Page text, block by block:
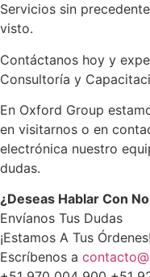
Servicios sin
visto.
Contáctanos hoy y
Consultoría y
En Oxford Group
en visitarnos o en
electrónica nuestro
dudas.
¿Deseas Hablar Con
Envíanos Tus Dudas
¡Estamos A Tus Órdenes!
Escríbenos a